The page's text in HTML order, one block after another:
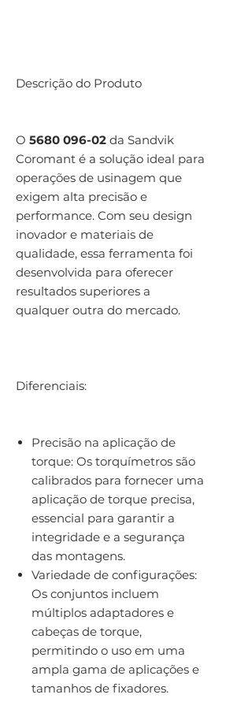
Descrição do Produto
O 5680 096-02 da Sandvik
Coromant é a solução ideal para
operações de usinagem que
exigem alta precisão e
performance. Com seu design
inovador e materiais de
qualidade, essa ferramenta foi
desenvolvida para oferecer
resultados superiores a
qualquer outra do mercado.
Diferenciais:
Precisão na aplicação de
torque: Os torquímetros são
calibrados para fornecer uma
aplicação de torque precisa,
essencial para garantir a
integridade e a segurança
das montagens.
Variedade de configurações:
Os conjuntos incluem
múltiplos adaptadores e
cabeças de torque,
permitindo o uso em uma
ampla gama de aplicações e
tamanhos de fixadores.